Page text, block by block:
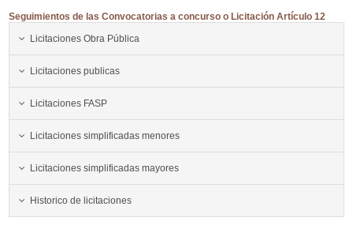
Seguimientos de las Convocatorias a concurso o Licitación Artículo 12
Licitaciones Obra Pública
Licitaciones publicas
Licitaciones FASP
Licitaciones simplificadas menores
Licitaciones simplificadas mayores
Historico de licitaciones